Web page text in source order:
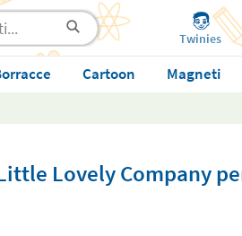
Twinies
Cartoon Magneti
Lovely Company